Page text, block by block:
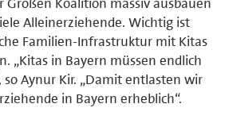
Alleinerziehende. Wichtig ist
Familien-Infrastruktur mit Kitas
„Kitas in Bayern müssen endlich
so Aynur Kir. „Damit entlasten wir
in Bayern erheblich“.